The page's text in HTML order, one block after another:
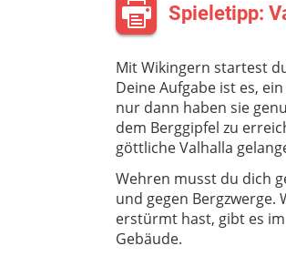
Spieletipp:
Mit Wikingern startest
Deine Aufgabe ist es,
nur dann haben sie
dem Berggipfel zu
göttliche Valhalla
Wehren musst du dich
und gegen Bergzwerge.
erstürmt hast, gibt es
Gebäude.